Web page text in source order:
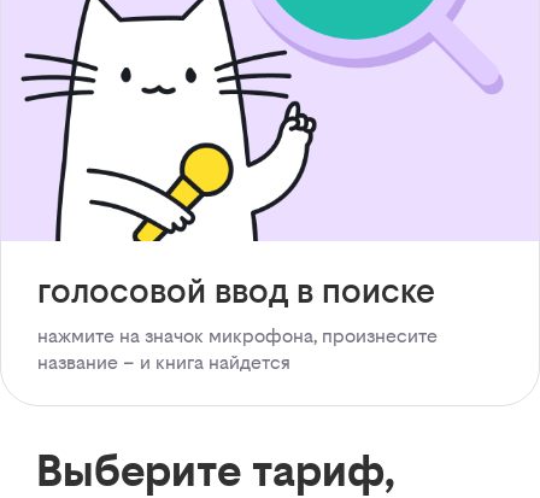
голосовой ввод в поиске
нажмите на значок микрофона, произнесите
название – и книга найдется
Выберите тариф,